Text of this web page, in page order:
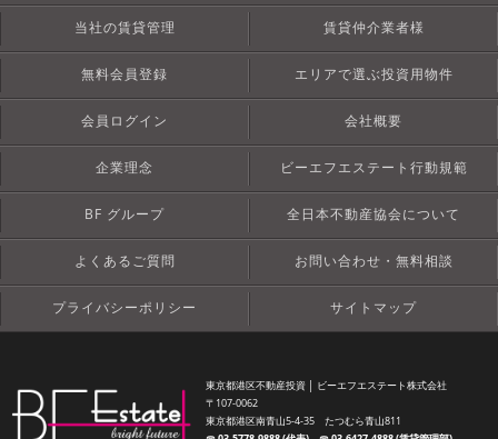
当社の賃貸管理 賃貸仲介業者様
無料会員登録 エリアで選ぶ投資用物件
会員ログイン 会社概要
企業理念 ビーエフエステート行動規範
BF グループ 全日本不動産協会について
よくあるご質問 お問い合わせ・無料相談
プライバシーポリシー サイトマップ
東京都港区不動産投資 │ ビーエフエステート株式会社
〒107-0062
東京都港区南青山5-4-35 たつむら青山811